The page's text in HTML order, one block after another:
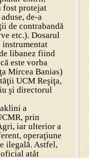
fost protejat
de-a
de contrabandă
etc.). Dosarul
instrumentat
libanez fiind
este vorba
Mircea Banias)
UCM Reşiţa,
şi directorul
a
prin
iar ulterior a
operaţiune
ilegală. Astfel,
atåt